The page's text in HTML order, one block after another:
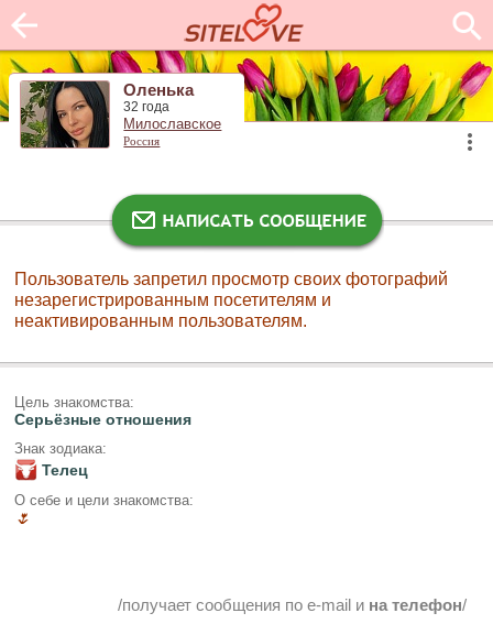
Оленька
32 года
Милославское
Россия
Пользователь запретил просмотр своих фотографий
незарегистрированным посетителям и
неактивированным пользователям.
Цель знакомства:
Серьёзные отношения
Знак зодиака:
Телец
О себе и цели знакомства:
🌷
/получает сообщения по e-mail и на телефон/